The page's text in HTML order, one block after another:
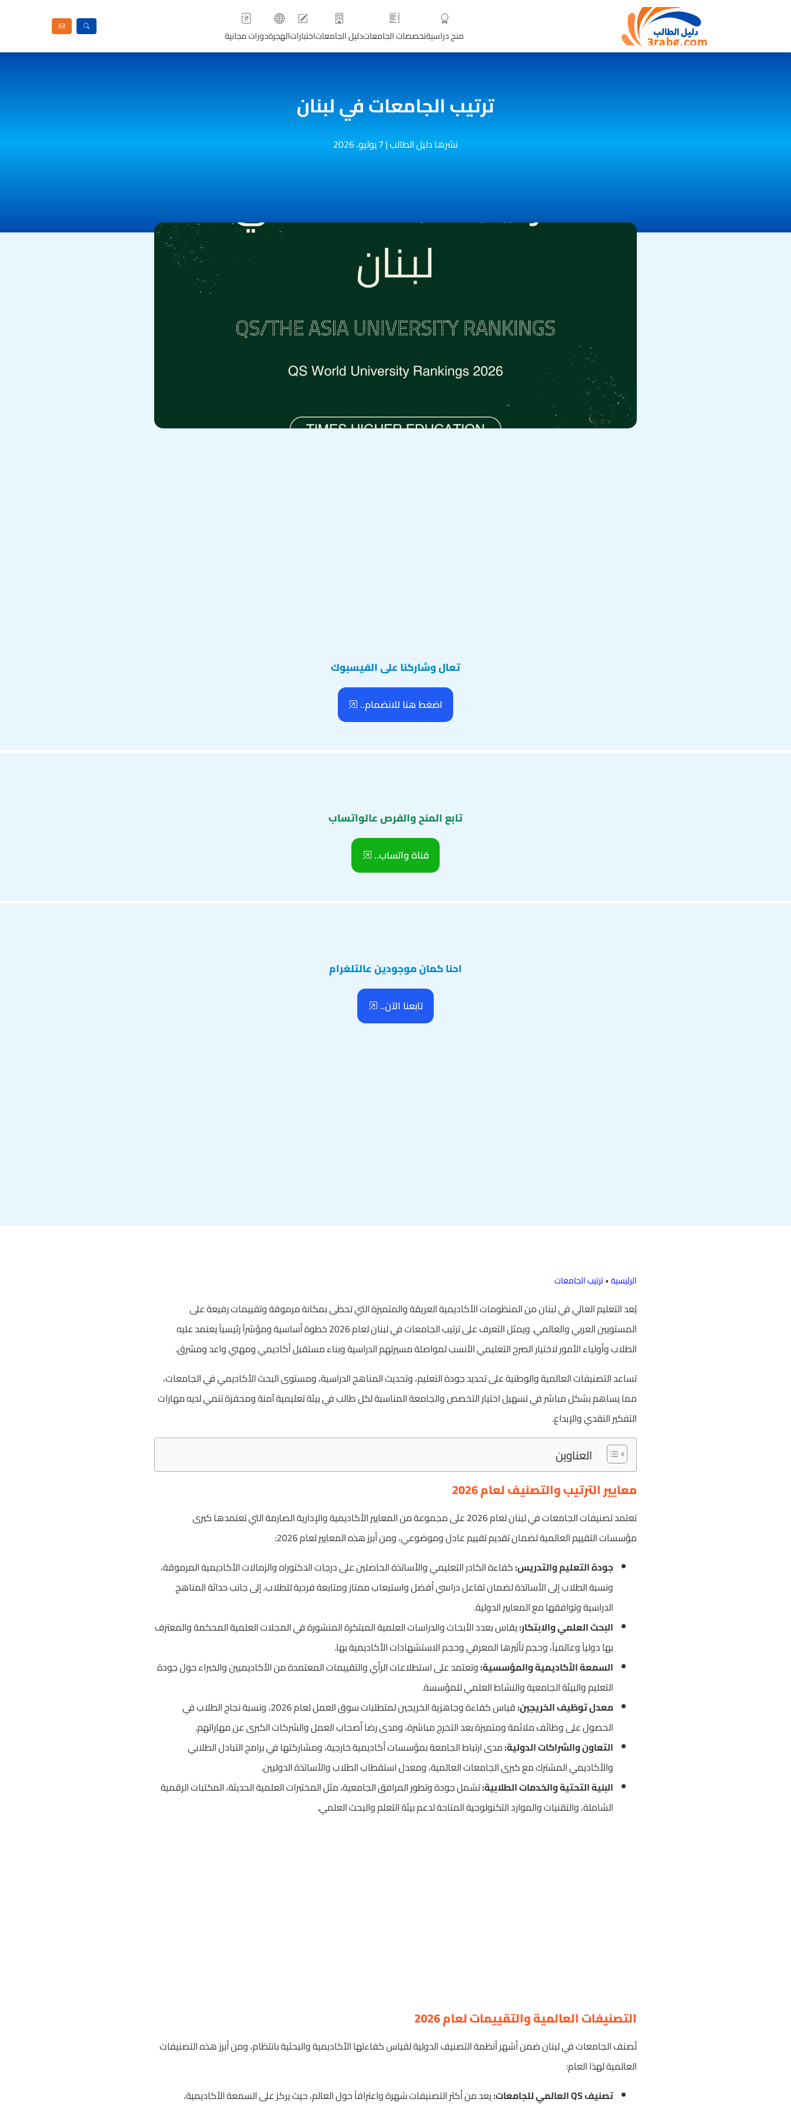
منح دراسيةتخصصات الجامعاتدليل الجامعاتاختباراتالهجرةدورات مجانية
ترتيب الجامعات في لبنان
نشرها دليل الطالب|7 يوليو، 2026
تعال وشاركنا على الفيسبوك
اضغط هنا للانضمام..
تابع المنح والفرص عالواتساب
قناة واتساب..
احنا كمان موجودين عالتلغرام
تابعنا الآن..
الرئيسية•ترتيب الجامعات
يُعد التعليم العالي في لبنان من المنظومات الأكاديمية العريقة والمتميزة التي تحظى بمكانة مرموقة وتقييمات رفيعة على
المستويين العربي والعالمي. ويمثل التعرف على ترتيب الجامعات في لبنان لعام 2026 خطوة أساسية ومؤشراً رئيسياً يعتمد عليه
الطلاب وأولياء الأمور لاختيار الصرح التعليمي الأنسب لمواصلة مسيرتهم الدراسية وبناء مستقبل أكاديمي ومهني واعد ومشرق.
تساعد التصنيفات العالمية والوطنية على تحديد جودة التعليم، وتحديث المناهج الدراسية، ومستوى البحث الأكاديمي في الجامعات،
مما يساهم بشكل مباشر في تسهيل اختيار التخصص والجامعة المناسبة لكل طالب في بيئة تعليمية آمنة ومحفزة تنمي لديه مهارات
التفكير النقدي والإبداع.
العناوين
معايير الترتيب والتصنيف لعام 2026
تعتمد تصنيفات الجامعات في لبنان لعام 2026 على مجموعة من المعايير الأكاديمية والإدارية الصارمة التي تعتمدها كبرى
مؤسسات التقييم العالمية لضمان تقديم تقييم عادل وموضوعي، ومن أبرز هذه المعايير لعام 2026:
جودة التعليم والتدريس:كفاءة الكادر التعليمي والأساتذة الحاصلين على درجات الدكتوراه والزمالات الأكاديمية المرموقة،
ونسبة الطلاب إلى الأساتذة لضمان تفاعل دراسي أفضل واستيعاب ممتاز ومتابعة فردية للطلاب، إلى جانب حداثة المناهج
الدراسية وتوافقها مع المعايير الدولية.
البحث العلمي والابتكار:يقاس بعدد الأبحاث والدراسات العلمية المبتكرة المنشورة في المجلات العلمية المحكمة والمعترف
بها دولياً وعالمياً، وحجم تأثيرها المعرفي وحجم الاستشهادات الأكاديمية بها.
السمعة الأكاديمية والمؤسسية:وتعتمد على استطلاعات الرأي والتقييمات المعتمدة من الأكاديميين والخبراء حول جودة
التعليم والبيئة الجامعية والنشاط العلمي للمؤسسة.
معدل توظيف الخريجين:
قياس كفاءة وجاهزية الخريجين لمتطلبات سوق العمل لعام 2026، ونسبة نجاح الطلاب في
الحصول على وظائف ملائمة ومتميزة بعد التخرج مباشرة، ومدى رضا أصحاب العمل والشركات الكبرى عن مهاراتهم.
التعاون والشراكات الدولية:مدى ارتباط الجامعة بمؤسسات أكاديمية خارجية، ومشاركتها في برامج التبادل الطلابي
والأكاديمي المشترك مع كبرى الجامعات العالمية، ومعدل استقطاب الطلاب والأساتذة الدوليين.
البنية التحتية والخدمات الطلابية:تشمل جودة وتطور المرافق الجامعية، مثل المختبرات العلمية الحديثة، المكتبات الرقمية
الشاملة، والتقنيات والموارد التكنولوجية المتاحة لدعم بيئة التعلم والبحث العلمي.
التصنيفات العالمية والتقييمات لعام 2026
تُصنف الجامعات في لبنان ضمن أشهر أنظمة التصنيف الدولية لقياس كفاءتها الأكاديمية والبحثية بانتظام، ومن أبرز هذه التصنيفات
العالمية لهذا العام:
تصنيف QS العالمي للجامعات:
يعد من أكثر التصنيفات شهرة واعترافاً حول العالم، حيث يركز على السمعة الأكاديمية،